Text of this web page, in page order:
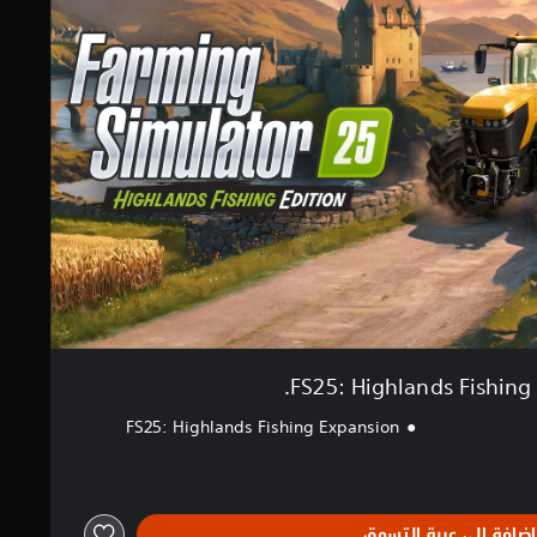
FS25: Highlands Fishing
FS25: Highlands Fishing Expansion